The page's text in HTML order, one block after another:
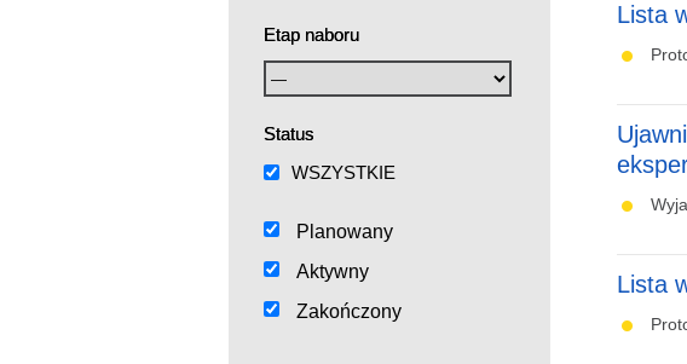
Etap naboru
Status
WSZYSTKIE
Planowany
Aktywny
Zakończony
Lista
Lista